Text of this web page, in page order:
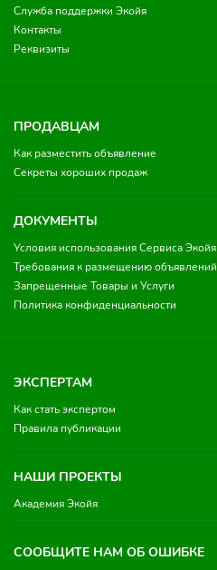
Служба поддержки Экойя
Контакты
Реквизиты
ПРОДАВЦАМ
Как разместить объявление
Секреты хороших продаж
ДОКУМЕНТЫ
Условия использования Сервиса Экойя
Требования к размещению объявлений
Запрещенные Товары и Услуги
Политика конфиденциальности
ЭКСПЕРТАМ
Как стать экспертом
Правила публикации
НАШИ ПРОЕКТЫ
Академия Экойя
СООБЩИТЕ НАМ ОБ ОШИБКЕ